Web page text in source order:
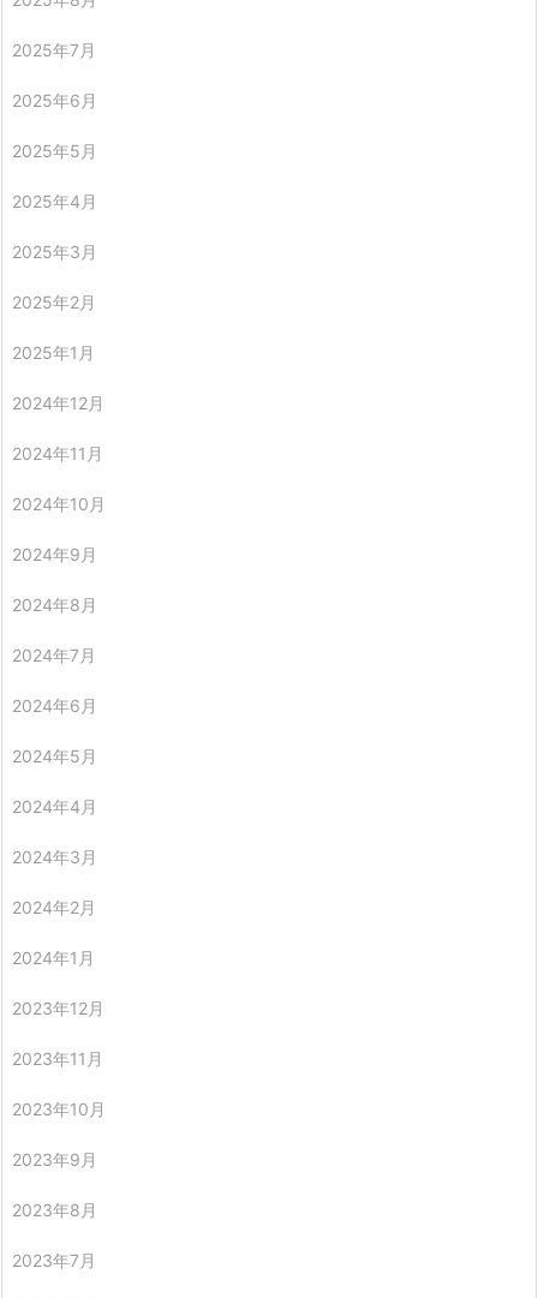
2025年7月
2025年6月
2025年5月
2025年4月
2025年3月
2025年2月
2025年1月
2024年12月
2024年11月
2024年10月
2024年9月
2024年8月
2024年7月
2024年6月
2024年5月
2024年4月
2024年3月
2024年2月
2024年1月
2023年12月
2023年11月
2023年10月
2023年9月
2023年8月
2023年7月